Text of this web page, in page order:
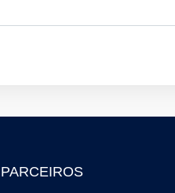
PARCEIROS